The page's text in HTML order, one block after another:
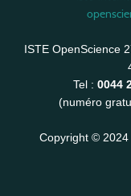
ISTE OpenScience
Tel : 0044
(numéro
Copyright © 2024